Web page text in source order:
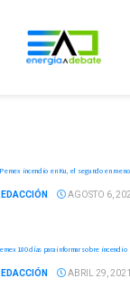
incendio en Ku, el segundo en
AGOSTO 6,
180 días para informar sobre incendio
ABRIL 29, 2021